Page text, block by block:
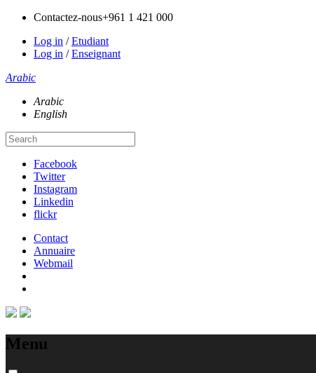
Contactez-nous+961 1 421 000
Log in /Etudiant
Log in /Enseignant
Arabic
Arabic
English
Facebook
Twitter
Instagram
Linkedin
flickr
Contact
Annuaire
Webmail
Menu